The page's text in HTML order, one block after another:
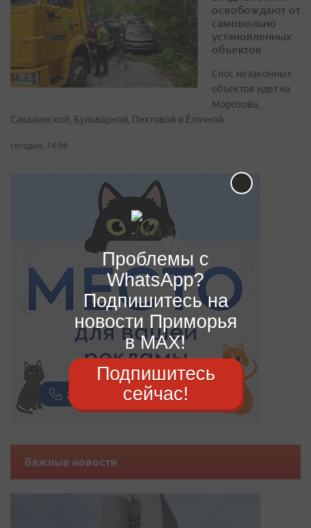
освобождают от
самовольно
установленных
объектов
Снос незаконных
объектов идет на
Морозова,
Сахалинской, Бульварной, Пихтовой и Ёлочной
сегодня, 14:06
Важные новости
Проблемы с
WhatsApp?
Подпишитесь на
новости Приморья
в MAX!
Подпишитесь
сейчас!